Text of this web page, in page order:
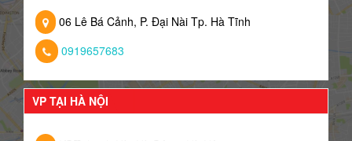
06 Lê Bá Cảnh, P. Đại Nài Tp. Hà Tĩnh
0919657683
VP TẠI HÀ NỘI